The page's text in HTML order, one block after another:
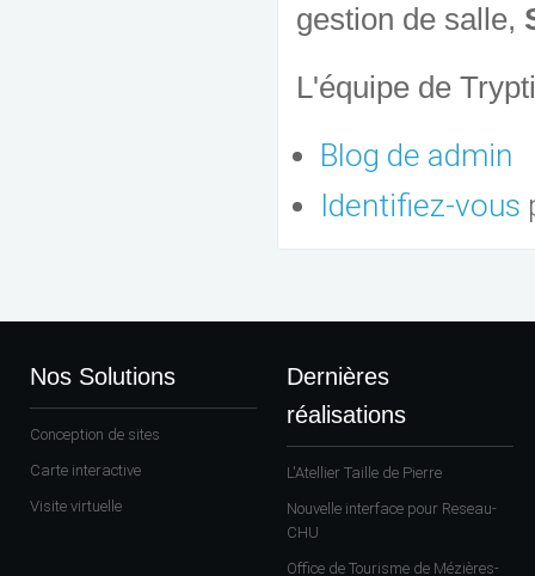
gestion de salle,
L'équipe de
Blog de admin
Identifiez-vous
Nos Solutions
Conception de sites
Carte interactive
Visite virtuelle
Dernières
réalisations
L'Atellier Taille de Pierre
Nouvelle interface pour Reseau-
CHU
Office de Tourisme de Mézières-